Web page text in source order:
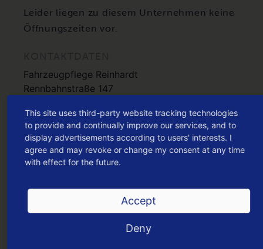
Leider liegen zu diesem Unternehmen keine
Öffnungszeiten vor.
Fahrzeugpflege Reinhardt
Rennbahnstraße 147
HIER KANNST DU DEN DEIN HASSLOCH G
UTSCHEIN
EINLÖSEN
This site uses third-party website tracking technologies
to provide and continually improve our services, and to
display advertisements according to users' interests. I
agree and may revoke or change my consent at any time
with effect for the future.
Accept
Deny